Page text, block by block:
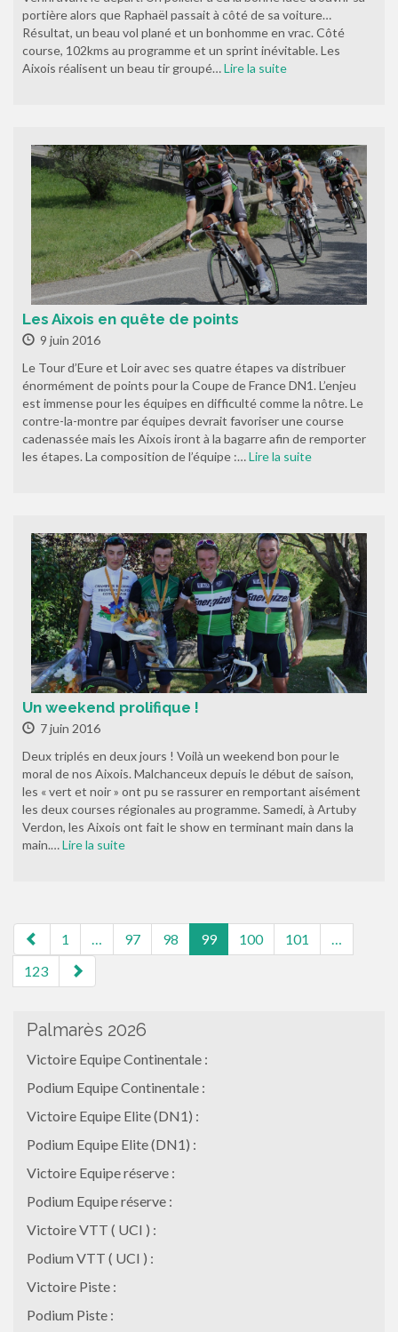
portière alors que Raphaël passait à côté de sa voiture…
Résultat, un beau vol plané et un bonhomme en vrac. Côté
course, 102kms au programme et un sprint inévitable. Les
Aixois réalisent un beau tir groupé…Lire la suite
Les Aixois en quête de points
9 juin 2016
Le Tour d’Eure et Loir avec ses quatre étapes va distribuer
énormément de points pour la Coupe de France DN1. L’enjeu
est immense pour les équipes en difficulté comme la nôtre. Le
contre-la-montre par équipes devrait favoriser une course
cadenassée mais les Aixois iront à la bagarre afin de remporter
les étapes. La composition de l’équipe :…Lire la suite
Un weekend prolifique !
7 juin 2016
Deux triplés en deux jours ! Voilà un weekend bon pour le
moral de nos Aixois. Malchanceux depuis le début de saison,
les « vert et noir » ont pu se rassurer en remportant aisément
les deux courses régionales au programme. Samedi, à Artuby
Verdon, les Aixois ont fait le show en terminant main dans la
main.…Lire la suite
pagination
1 … 97 98 99 100 101
…
123
Palmarès 2026
Victoire Equipe Continentale :
Podium Equipe Continentale :
Victoire Equipe Elite (DN1) :
Podium Equipe Elite (DN1) :
Victoire Equipe réserve :
Podium Equipe réserve :
Victoire VTT ( UCI ) :
Podium VTT ( UCI ) :
Victoire Piste :
Podium Piste :